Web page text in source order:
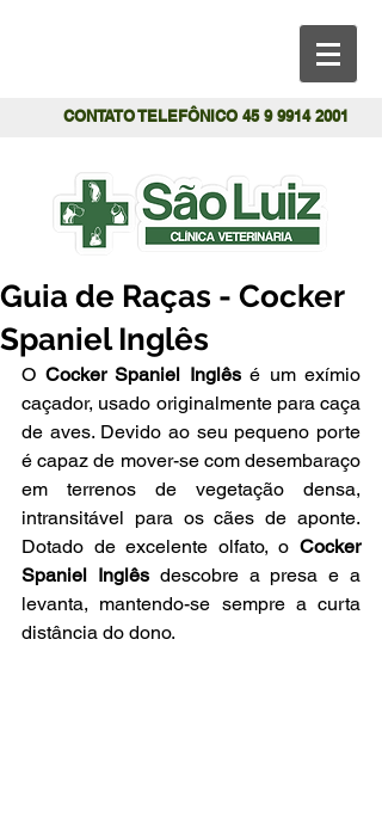
CONTATO TELEFÔNICO 45 9 9914 2001
Guia de Raças - Cocker
Spaniel Inglês
O Cocker Spaniel Inglês é um exímio
caçador, usado originalmente para caça
de aves. Devido ao seu pequeno porte
é capaz de mover-se com desembaraço
em terrenos de vegetação densa,
intransitável para os cães de aponte.
Dotado de excelente olfato, o Cocker
Spaniel Inglês descobre a presa e a
levanta, mantendo-se sempre a curta
distância do dono.